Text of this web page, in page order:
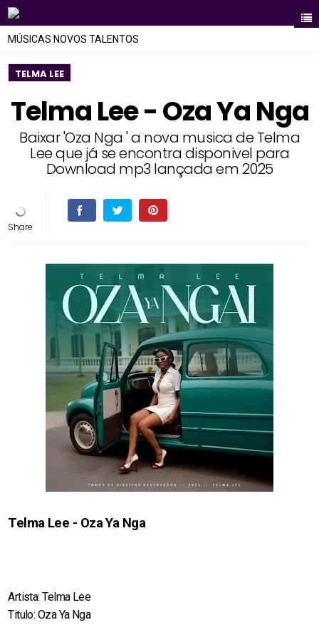
MÚSICAS NOVOS TALENTOS
TELMA LEE
Telma Lee - Oza Ya Nga
Baixar 'Oza Nga ' a nova musica de Telma
Lee que já se encontra disponivel para
Download mp3 lançada em 2025
Telma Lee - Oza Ya Nga
Artista: Telma Lee
Titulo: Oza Ya Nga